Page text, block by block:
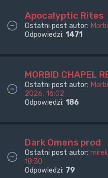
Apocalyptic Rites
Ostatni post autor:
Odpowiedzi: 1471
MORBID CHAPEL
Ostatni post autor:
2026, 16:02
Odpowiedzi: 186
Dark Omens prod
Ostatni post autor:
18:30
Odpowiedzi: 79